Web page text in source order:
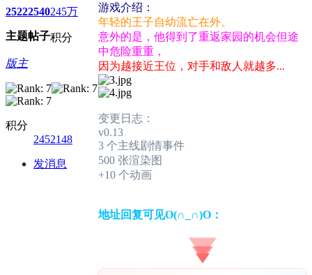
2522
主题
2540
帖子
245万
积分
版主
积分
2452148
发消息
游戏介绍：
年轻的王子自幼流亡在外。
意外的是，他得到了重返家园的机会但途
中危险重重，
因为越接近王位，对手和敌人就越多...
变更日志：
v0.13
3 个主线剧情事件
500 张渲染图
+10 个动画
地址回复可见O(∩_∩)O：